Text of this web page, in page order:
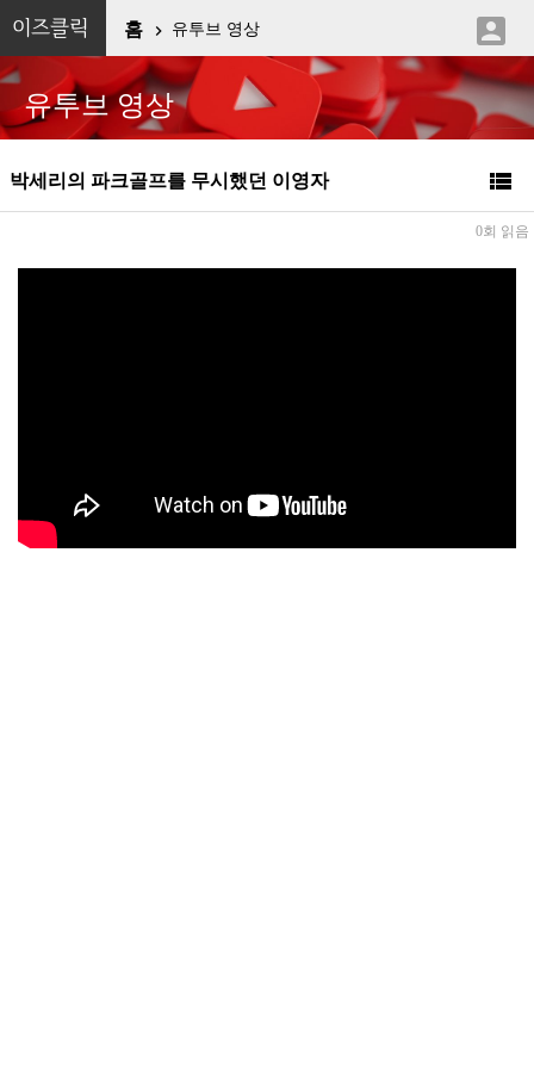
이즈클릭 홈  유투브 영상 
유투브 영상
박세리의 파크골프를 무시했던 이영자 
0회 읽음